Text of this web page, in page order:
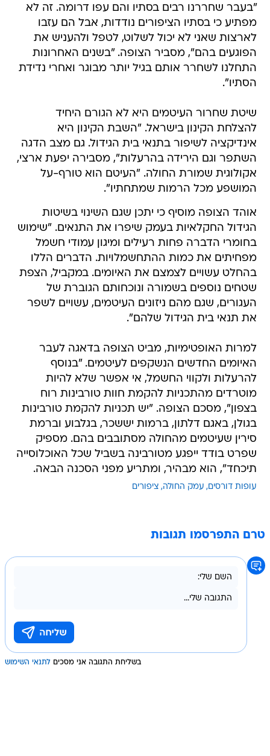
"בעבר שחררנו רבים בסתיו והם עפו דרומה. זה לא
מפתיע כי בסתיו הציפורים נודדות, אבל הם עזבו
לארצות שאני לא יכול לשלוט, לטפל ולהעניש את
הפוגעים בהם", מסביר הצופה. "בשנים האחרונות
התחלנו לשחרר אותם בגיל יותר מבוגר ואחרי נדידת
הסתיו".
שיטת שחרור העיטמים היא לא הגורם היחיד
להצלחת הקינון בישראל. "השבת הקינון היא
אינדיקציה לשיפור בתנאי בית הגידול. גם מצב הדגה
השתפר וגם הירידה בהרעלות", מסבירה יפעת ארצי,
אקולוגית שמורת החולה. "העיטם הוא טורף-על
המושפע מכל הרמות שמתחתיו".
אוהד הצופה מוסיף כי יתכן שגם השינוי בשיטות
הגידול החקלאיות בעמק שיפרו את התנאים. "שימוש
בחומרי הדברה פחות רעילים ומיגון עמודי חשמל
מפחיתים את כמות ההתחשמלויות. הדברים הללו
בהחלט עשויים לצמצם את האיומים. במקביל, הצפת
שטחים נוספים בשמורה ונוכחותם הגוברת של
העגורים, שגם מהם ניזונים העיטמים, עשויים לשפר
את תנאי בית הגידול שלהם".
למרות האופטימיות, מביט הצופה בדאגה לעבר
האיומים החדשים הנשקפים לעיטמים. "בנוסף
להרעלות ולקווי החשמל, אי אפשר שלא להיות
מוטרדים מהתכניות להקמת חוות טורבינות רוח
בצפון", מסכם הצופה. "יש תכניות להקמת טורבינות
בגולן, באגם דלתון, ברמות יששכר, בגלבוע וברמת
סירין שעיטמים מהחולה מסתובבים בהם. מספיק
שפרט בודד ייפגע מטורבינה בשביל שכל האוכלוסייה
תיכחד", הוא מבהיר, ומתריע מפני הסכנה הבאה.
עופות דורסים עמק החולה ציפורים
טרם התפרסמו תגובות
בשליחת התגובה אני מסכים לתנאי השימוש